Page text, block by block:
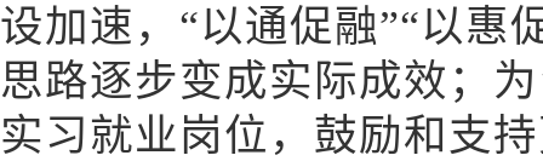
设加速，“以通促融”“以惠
思路逐步变成实际成效；
实习就业岗位，鼓励和支